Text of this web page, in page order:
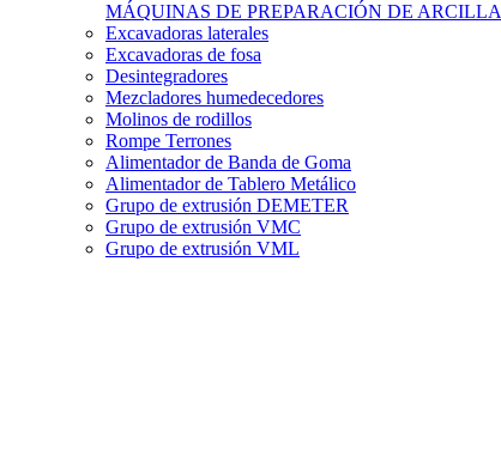
MÁQUINAS DE PREPARACIÓN DE ARCILLA
Excavadoras laterales
Excavadoras de fosa
Desintegradores
Mezcladores humedecedores
Molinos de rodillos
Rompe Terrones
Alimentador de Banda de Goma
Alimentador de Tablero Metálico
Grupo de extrusión DEMETER
Grupo de extrusión VMC
Grupo de extrusión VML